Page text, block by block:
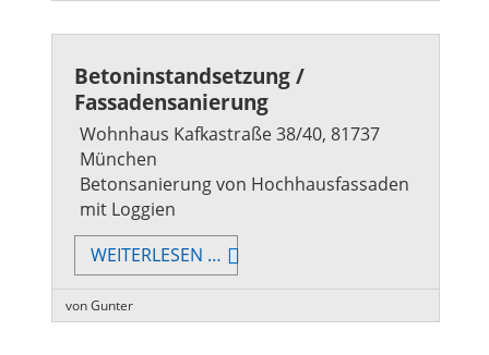
Betoninstandsetzung /
Fassadensanierung
Wohnhaus Kafkastraße 38/40, 81737
München
Betonsanierung von Hochhausfassaden
mit Loggien
WEITERLESEN … BETONINSTANDSETZUNG
/
von Gunter